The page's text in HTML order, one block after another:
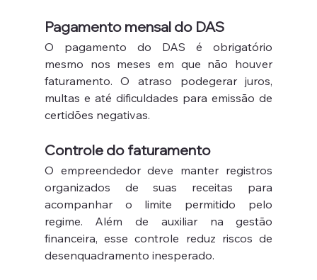
Pagamento mensal do DAS
O pagamento do DAS é obrigatório
mesmo nos meses em que não houver
faturamento. O atraso podegerar juros,
multas e até dificuldades para emissão de
certidões negativas.
Controle do faturamento
O empreendedor deve manter registros
organizados de suas receitas para
acompanhar o limite permitido pelo
regime. Além de auxiliar na gestão
financeira, esse controle reduz riscos de
desenquadramento inesperado.